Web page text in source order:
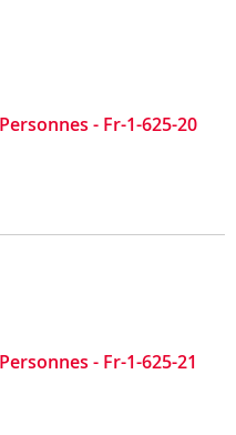
- Fr-1-625-20
- Fr-1-625-21